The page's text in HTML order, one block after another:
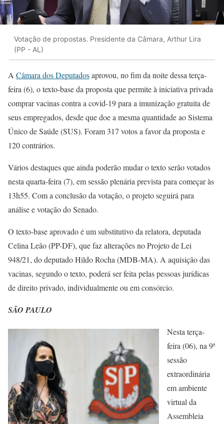
Votação de propostas. Presidente da Câmara, Arthur Lira
(PP - AL)
A Câmara dos Deputadosaprovou, no fim da noite dessa terça-
feira (6), o texto-base da proposta que permite à iniciativa privada
comprar vacinas contra a covid-19 para a imunização gratuita de
seus empregados, desde que doe a mesma quantidade ao Sistema
Único de Saúde (SUS). Foram 317 votos a favor da proposta e
120 contrários.
Vários destaques que ainda poderão mudar o texto serão votados
nesta quarta-feira (7), em sessão plenária prevista para começar às
13h55. Com a conclusão da votação, o projeto seguirá para
análise e votação do Senado.
O texto-base aprovado é um substitutivo da relatora, deputada
Celina Leão (PP-DF), que faz alterações no Projeto de Lei
948/21, do deputado Hildo Rocha (MDB-MA). A aquisição das
vacinas, segundo o texto, poderá ser feita pelas pessoas jurídicas
de direito privado, individualmente ou em consórcio.
SÃO PAULO
Nesta terça-
feira (06), na 9ª
sessão
extraordinária
em ambiente
virtual da
Assembleia